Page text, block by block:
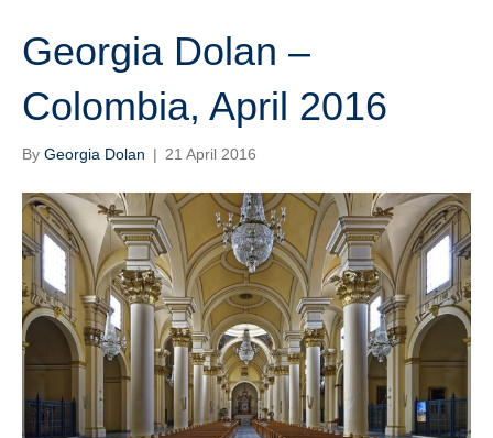
Georgia Dolan –
Colombia, April 2016
By Georgia Dolan | 21 April 2016